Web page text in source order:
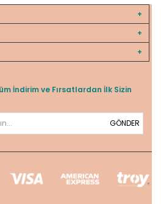
İndirim ve Fırsatlardan İlk Sizin
GÖNDER